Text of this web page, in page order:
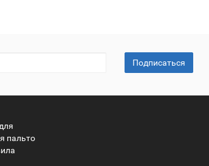
Подписаться
пальто